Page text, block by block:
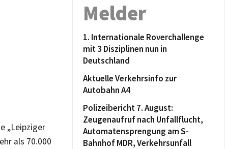
„Leipziger
als 70.000
Melder
1. Internationale Roverchallenge
mit 3 Disziplinen nun in
Deutschland
Aktuelle Verkehrsinfo zur
Autobahn A4
Polizeibericht 7. August:
Zeugenaufruf nach Unfallflucht,
Automatensprengung am S-
Bahnhof MDR, Verkehrsunfall